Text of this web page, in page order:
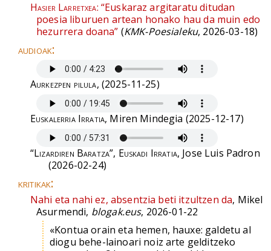
Hasier Larretxea: “Euskaraz argitaratu ditudan
poesia liburuen artean honako hau da muin edo
hezurrera doana” (KMK-Poesialeku, 2026-03-18)
audioak:
Aurkezpen pilula, (2025-11-25)
Euskalerria Irratia, Miren Mindegia (2025-12-17)
“Lizardiren Baratza”, Euskadi Irratia, Jose Luis Padron
(2026-02-24)
kritikak:
Nahi eta nahi ez, absentzia beti itzultzen da, Mikel
Asurmendi, blogak.eus, 2026-01-22
«Kontua orain eta hemen, hauxe: galdetu al
diogu behe-lainoari noiz arte gelditzeko